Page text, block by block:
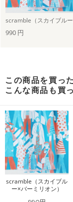
990 円
この商品を買っ
こんな商品も買
scramble（スカイブル
ー×バーミリオン）